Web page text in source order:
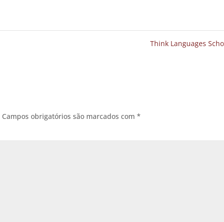
Think Languages
Campos obrigatórios são marcados com*